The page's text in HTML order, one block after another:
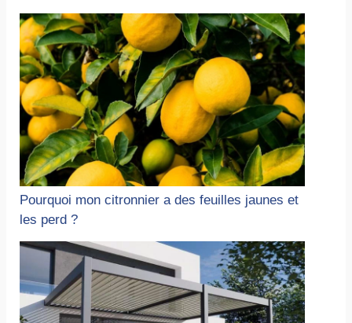
Pourquoi mon citronnier a des feuilles jaunes et
les perd ?